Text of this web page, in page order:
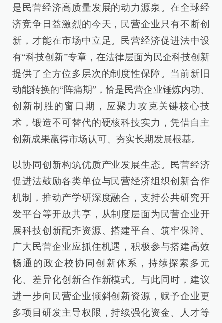
是民营经济高质量发展的动力源泉。在全球经
济竞争日益激烈的今天，民营企业只有不断创
新，才能在市场中立足。民营经济促进法中设
有“科技创新”专章，在法律层面为民企科技创新
提供了全方位多层次的制度性保障。当前新旧
动能转换的“阵痛期”，恰是民营企业锤炼内功、
创新制胜的窗口期，应聚力攻克关键核心技
术，锻造不可替代的硬核科技实力，凭借自主
创新成果赢得市场认可、夯实长期发展根基。
以协同创新构筑优质产业发展生态。民营经济
促进法鼓励各类单位与民营经济组织创新合作
机制，推动产学研深度融合，支持公共研究开
发平台等开放共享，从制度层面为民营企业开
展科技创新配齐资源、搭建平台、筑牢保障。
广大民营企业应抓住机遇，积极参与搭建高效
畅通的政企校协同创新体系，持续探索多元
化、差异化创新合作新模式。与此同时，建议
进一步向民营企业倾斜创新资源，赋予企业更
多项目研发主导权限，持续强化资金、人才等